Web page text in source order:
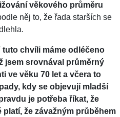
věkového průměru
něj to, že řada starších se
tuto chvíli máme odléčeno
jsem srovnával průměrný
ve věku 70 let a včera to
kdy se objevují mladší
je potřeba říkat, že
že závažným průběhem